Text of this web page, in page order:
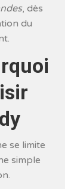
, dès
du
se limite
simple